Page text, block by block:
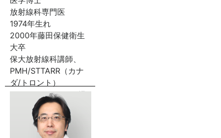
放射線科専門医
1974年生れ
2000年藤田保健衛生
大卒
保大放射線科講師、
PMH/STTARR（カナ
ダ/トロント）
Research Fellowを経
て現職。